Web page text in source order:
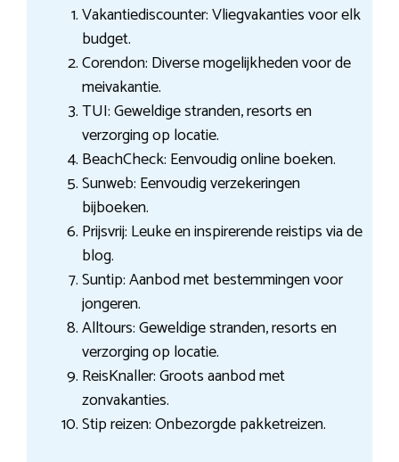
Vakantiediscounter: Vliegvakanties voor elk
budget.
Corendon: Diverse mogelijkheden voor de
meivakantie.
TUI: Geweldige stranden, resorts en
verzorging op locatie.
BeachCheck: Eenvoudig online boeken.
Sunweb: Eenvoudig verzekeringen
bijboeken.
Prijsvrij: Leuke en inspirerende reistips via de
blog.
Suntip: Aanbod met bestemmingen voor
jongeren.
Alltours: Geweldige stranden, resorts en
verzorging op locatie.
ReisKnaller: Groots aanbod met
zonvakanties.
Stip reizen: Onbezorgde pakketreizen.